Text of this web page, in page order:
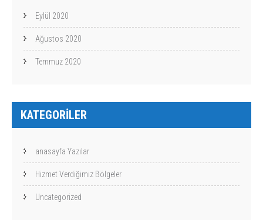
Eylül 2020
Ağustos 2020
Temmuz 2020
KATEGORILER
anasayfa Yazılar
Hizmet Verdiğimiz Bölgeler
Uncategorized